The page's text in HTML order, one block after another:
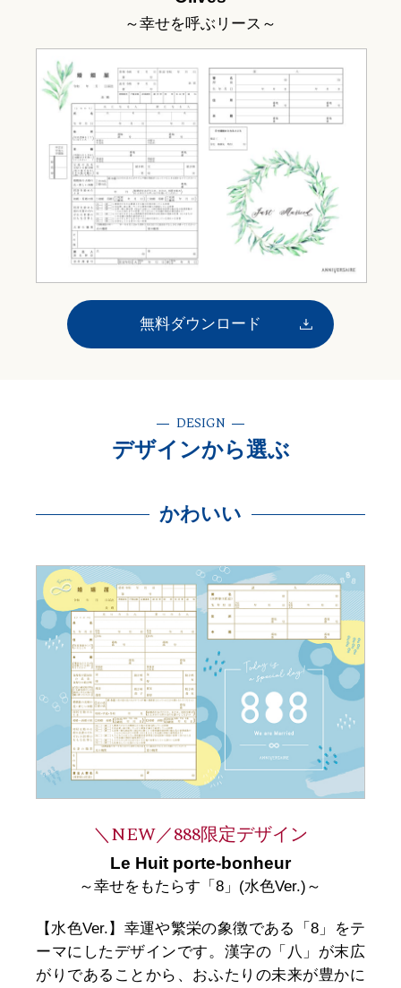
～幸せを呼ぶリース～
無料ダウンロード
DESIGN
デザインから選ぶ
かわいい
＼NEW／888限定デザイン
Le Huit porte-bonheur
～幸せをもたらす「8」(水色Ver.)～
【水色Ver.】幸運や繁栄の象徴である「8」をテ
ーマにしたデザインです。漢字の「八」が末広
がりであることから、おふたりの未来が豊かに